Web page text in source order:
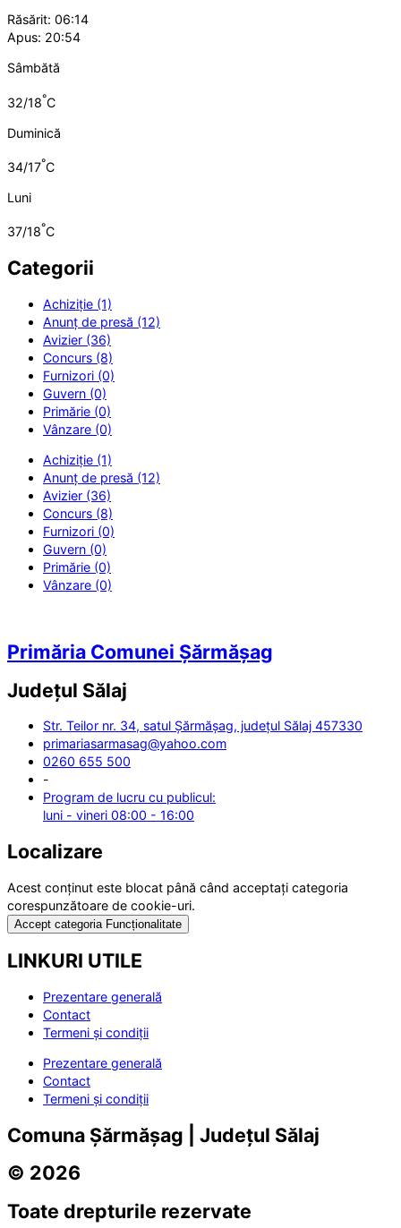
Răsărit: 06:14
Apus: 20:54
Sâmbătă
32/18°C
Duminică
34/17°C
Luni
37/18°C
Categorii
Achiziție (1)
Anunț de presă (12)
Avizier (36)
Concurs (8)
Furnizori (0)
Guvern (0)
Primărie (0)
Vânzare (0)
Achiziție (1)
Anunț de presă (12)
Avizier (36)
Concurs (8)
Furnizori (0)
Guvern (0)
Primărie (0)
Vânzare (0)
Primăria Comunei Șărmășag
Județul Sălaj
Str. Teilor nr. 34, satul Șărmășag, județul Sălaj 457330
primariasarmasag@yahoo.com
0260 655 500
-
Program de lucru cu publicul:
luni - vineri 08:00 - 16:00
Localizare
Acest conținut este blocat până când acceptați categoria
corespunzătoare de cookie-uri.
Accept categoria Funcționalitate
LINKURI UTILE
Prezentare generală
Contact
Termeni și condiții
Prezentare generală
Contact
Termeni și condiții
Comuna Șărmășag | Județul Sălaj
© 2026
Toate drepturile rezervate